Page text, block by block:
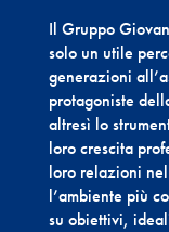
Il Gruppo
solo un utile
generazioni
protagoniste
altresì lo
loro crescita
loro relazioni
l’ambiente più
su obiettivi,